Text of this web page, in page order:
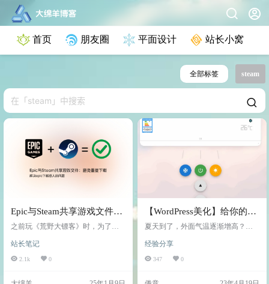
首页 朋友圈 平面设计 站长小窝
全部标签 steam
Epic与Steam共享游戏文件：
避免重复下载
之前玩《荒野大镖客》时，为了体
本。后来好朋友一直想拉我玩线上
模式，结果一看Steam哎呀，没打
站长笔记
2.1k 0
【WordPress美化】给你的博
客加一个云空调
夏天到了，外面气温逐渐增高？那
个云空调降温！ 界面： 具体操作如
下： 新建文章 打开自定义HTML 将
经验分享
347 0